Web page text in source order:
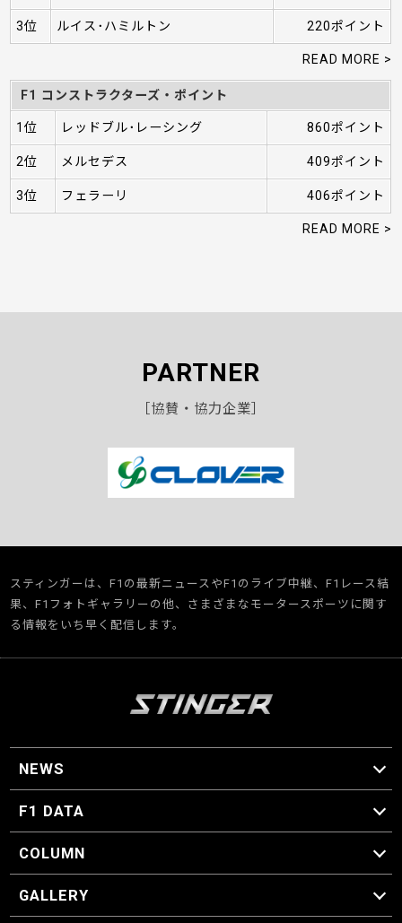
3位 ルイス･ハミルトン 220ポイント
READ MORE >
F1 コンストラクターズ・ポイント
1位 レッドブル･レーシング 860ポイント
2位 メルセデス 409ポイント
3位 フェラーリ 406ポイント
READ MORE >
PARTNER
［協賛・協力企業］
スティンガーは、F1の最新ニュースやF1のライブ中継、F1レース結
果、F1フォトギャラリーの他、さまざまなモータースポーツに関す
る情報をいち早く配信します。
NEWS
F1 ニュース
F1 DATA
F1 日程
F1 データ
COLUMN
マイ・ワンダフル・サーキット
スクーデリア・一方通行
F1に燃え、ゴルフに泣く日々。
スティングくんの部屋
GALLERY